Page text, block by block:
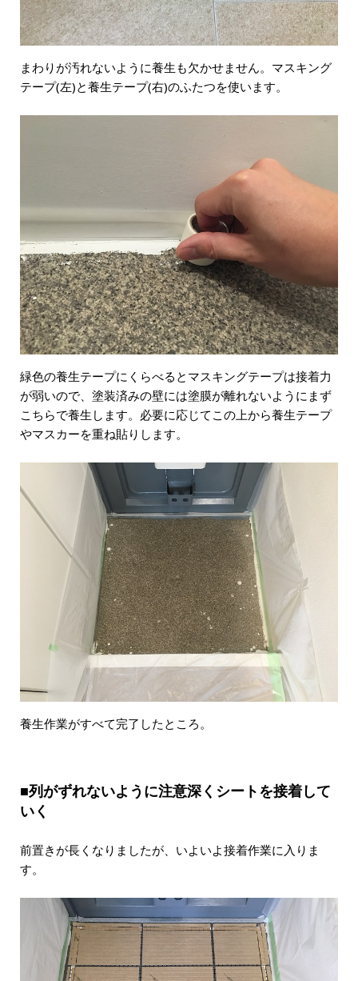
まわりが汚れないように養生も欠かせません。マスキング
テープ(左)と養生テープ(右)のふたつを使います。
緑色の養生テープにくらべるとマスキングテープは接着力
が弱いので、塗装済みの壁には塗膜が離れないようにまず
こちらで養生します。必要に応じてこの上から養生テープ
やマスカーを重ね貼りします。
養生作業がすべて完了したところ。
■列がずれないように注意深くシートを接着して
いく
前置きが長くなりましたが、いよいよ接着作業に入りま
す。